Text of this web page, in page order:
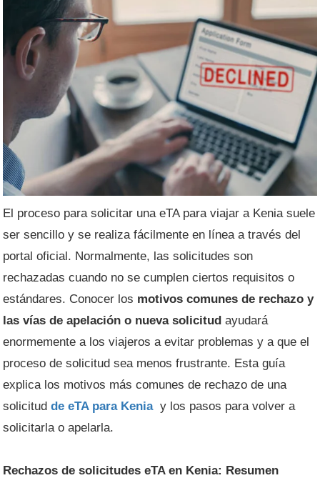
El proceso para solicitar una eTA para viajar a Kenia suele
ser sencillo y se realiza fácilmente en línea a través del
portal oficial. Normalmente, las solicitudes son
rechazadas cuando no se cumplen ciertos requisitos o
estándares. Conocer los motivos comunes de rechazo y
las vías de apelación o nueva solicitud ayudará
enormemente a los viajeros a evitar problemas y a que el
proceso de solicitud sea menos frustrante. Esta guía
explica los motivos más comunes de rechazo de una
solicitud de eTA para Keniay los pasos para volver a
solicitarla o apelarla.
Rechazos de solicitudes eTA en Kenia: Resumen